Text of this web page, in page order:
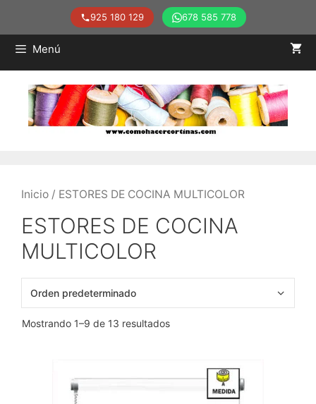
Saltar
contenido
925 180 129 678 585 778
Menú
Inicio / ESTORES DE COCINA MULTICOLOR
ESTORES DE COCINA
MULTICOLOR
Mostrando 1–9 de 13 resultados